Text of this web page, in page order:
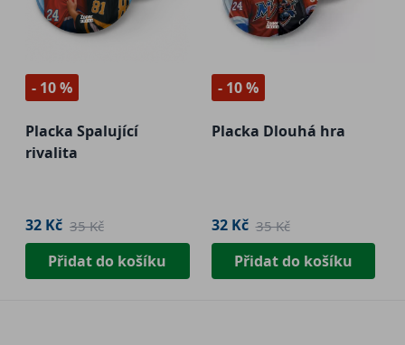
- 10 %
Placka Spalující
rivalita
32 Kč 35 Kč
Přidat do košíku
- 10 %
Placka Dlouhá hra
32 Kč 35 Kč
Přidat do košíku